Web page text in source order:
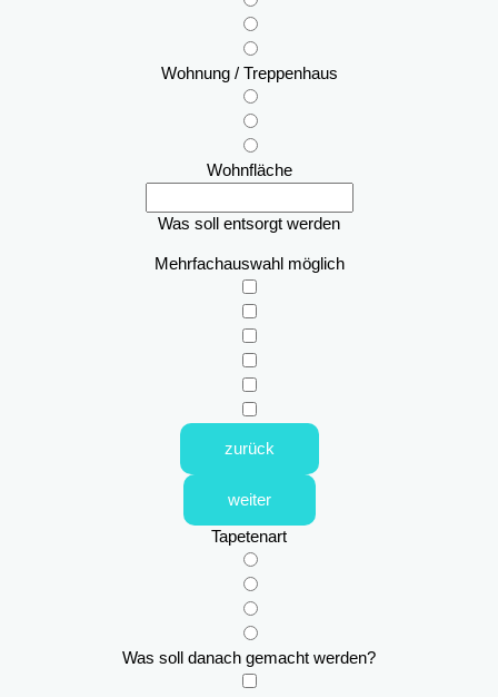
Wohnung / Treppenhaus
Wohnfläche
Was soll entsorgt werden
Mehrfachauswahl möglich
zurück
weiter
Tapetenart
Was soll danach gemacht werden?